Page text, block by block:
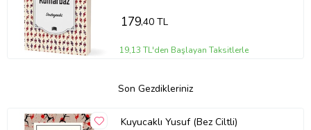
179,40 TL
19,13 TL'den Başlayan Taksitlerle
Son Gezdikleriniz
Kuyucaklı Yusuf (Bez Ciltli)